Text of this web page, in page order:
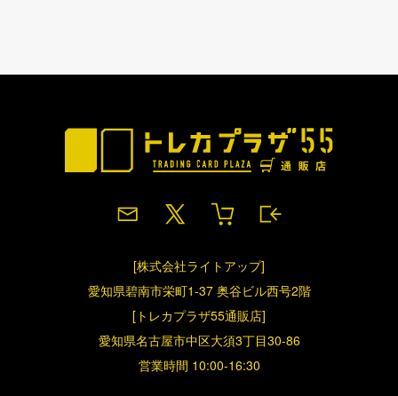
[株式会社ライトアップ]
愛知県碧南市栄町1-37 奥谷ビル西号2階
[トレカプラザ55通販店]
愛知県名古屋市中区大須3丁目30-86
営業時間 10:00-16:30